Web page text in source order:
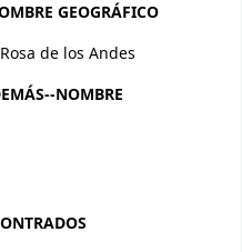
GEOGRÁFICO
de los Andes
NOMBRE